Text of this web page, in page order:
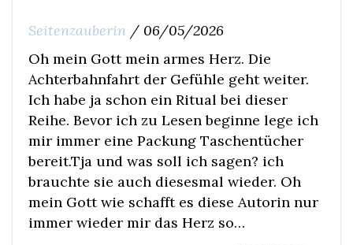
Seitenzauberin / 06/05/2026
Oh mein Gott mein armes Herz. Die
Achterbahnfahrt der Gefühle geht weiter.
Ich habe ja schon ein Ritual bei dieser
Reihe. Bevor ich zu Lesen beginne lege ich
mir immer eine Packung Taschentücher
bereit.Tja und was soll ich sagen? ich
brauchte sie auch diesesmal wieder. Oh
mein Gott wie schafft es diese Autorin nur
immer wieder mir das Herz so…